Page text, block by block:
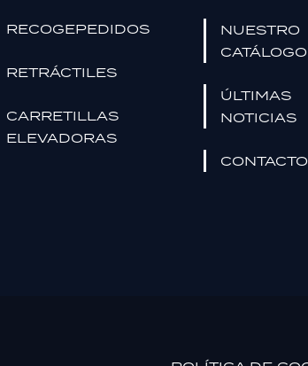
RECOGEPEDIDOS
RETRÁCTILES
CARRETILLAS
ELEVADORAS
NUESTRO
CATÁLOGO
ÚLTIMAS
NOTICIAS
CONTACTO